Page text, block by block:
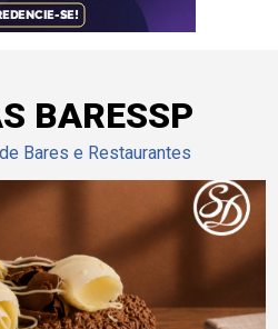
BARESSP
Bares e Restaurantes